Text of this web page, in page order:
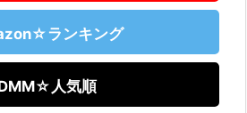
ランキング
人気順